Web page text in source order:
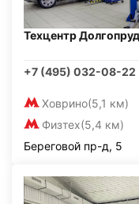
Техцентр
+7 (495) 032-08-22
Ховрино(5,1 км)
Физтех(5,4 км)
Береговой пр-д, 5